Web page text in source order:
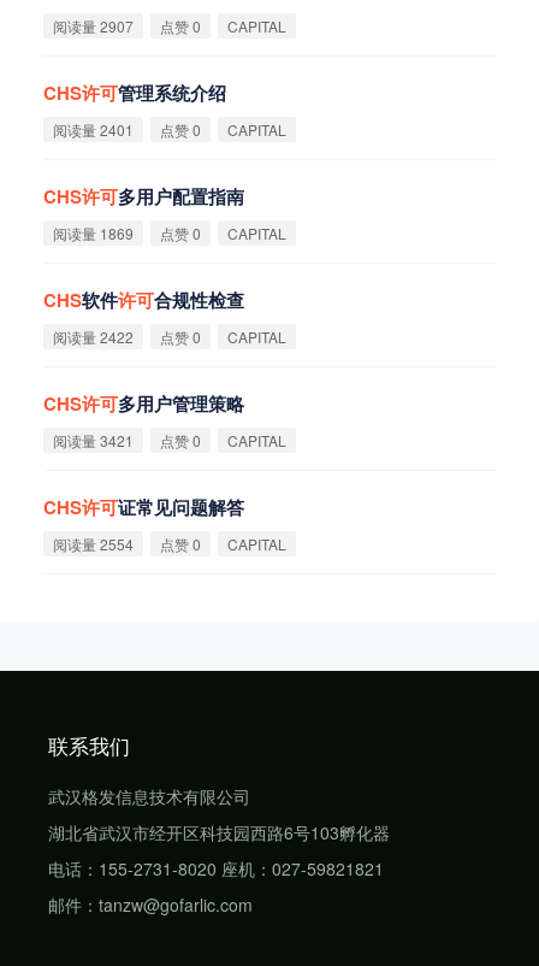
阅读量 2907 点赞 0 CAPITAL
CHS许可管理系统介绍
阅读量 2401 点赞 0 CAPITAL
CHS许可多用户配置指南
阅读量 1869 点赞 0 CAPITAL
CHS软件许可合规性检查
阅读量 2422 点赞 0 CAPITAL
CHS许可多用户管理策略
阅读量 3421 点赞 0 CAPITAL
CHS许可证常见问题解答
阅读量 2554 点赞 0 CAPITAL
联系我们
武汉格发信息技术有限公司
湖北省武汉市经开区科技园西路6号103孵化器
电话：155-2731-8020 座机：027-59821821
邮件：tanzw@gofarlic.com